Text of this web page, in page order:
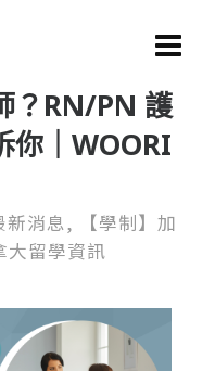
？RN/PN 護
你｜WOORI
新消息,
【學制】加
大留學資訊